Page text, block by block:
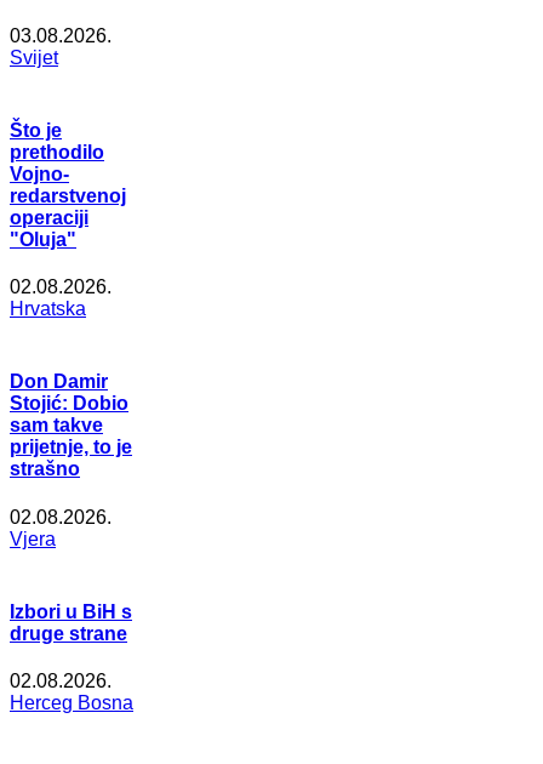
03.08.2026.
Svijet
Što je
prethodilo
Vojno-
redarstvenoj
operaciji
"Oluja"
02.08.2026.
Hrvatska
Don Damir
Stojić: Dobio
sam takve
prijetnje, to je
strašno
02.08.2026.
Vjera
Izbori u BiH s
druge strane
02.08.2026.
Herceg Bosna